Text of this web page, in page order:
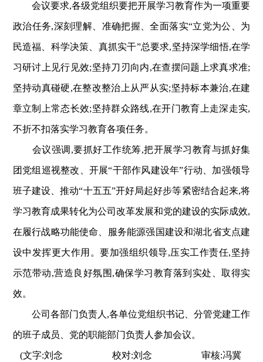
会议要求,各级党组织要把开展学习教育作为一项重要
政治任务,深刻理解、准确把握、全面落实“立党为公、为
民造福、科学决策、真抓实干”总要求,坚持深学细悟,在学
习研讨上见行见效;坚持刀刃向内,在查摆问题上求真求准;
坚持动真碰硬,在整改整治上从严从实;坚持标本兼治,在建
章立制上常态长效;坚持群众路线,在开门教育上走深走实,
不折不扣落实学习教育各项任务。
会议强调,要抓好工作统筹,把开展学习教育与抓好集
团党组巡视整改、开展“干部作风建设年”行动、加强领导
班子建设、推动“十五五”开好局起好步等紧密结合起来,将
学习教育成果转化为公司改革发展和党的建设的实际成效,
在履行战略功能使命、服务能源强国建设和湖北省支点建
设中发挥更大作用。要加强组织领导,压实工作责任,坚持
示范带动,营造良好氛围,确保学习教育落到实处、取得实
效。
公司各部门负责人,各单位党组织书记、分管党建工作
的班子成员、党的职能部门负责人参加会议。
(文字:刘念 校对:刘念 审核:冯冀